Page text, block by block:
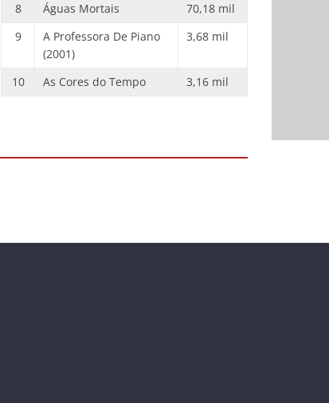
8
Águas Mortais
70,18 mil
9
A Professora De Piano
(2001)
3,68 mil
10 As Cores do Tempo 3,16 mil